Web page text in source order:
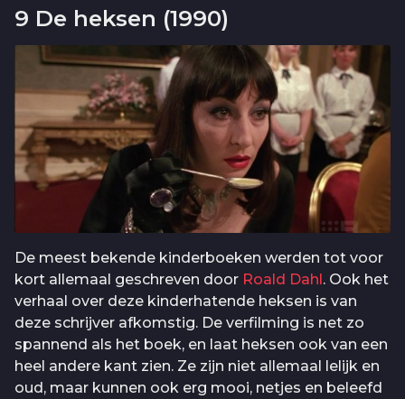
9 De heksen (1990)
De meest bekende kinderboeken werden tot voor
kort allemaal geschreven door Roald Dahl. Ook het
verhaal over deze kinderhatende heksen is van
deze schrijver afkomstig. De verfilming is net zo
spannend als het boek, en laat heksen ook van een
heel andere kant zien. Ze zijn niet allemaal lelijk en
oud, maar kunnen ook erg mooi, netjes en beleefd